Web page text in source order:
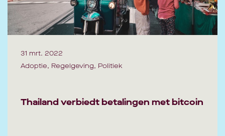
31 mrt. 2022
Adoptie, Regelgeving, Politiek
Thailand verbiedt betalingen met bitcoin